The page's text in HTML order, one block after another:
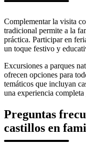
Complementar la visita
tradicional permite a la
práctica. Participar en
un toque festivo y
Excursiones a parques
ofrecen opciones para
temáticos que incluyan
una experiencia
Preguntas
castillos en